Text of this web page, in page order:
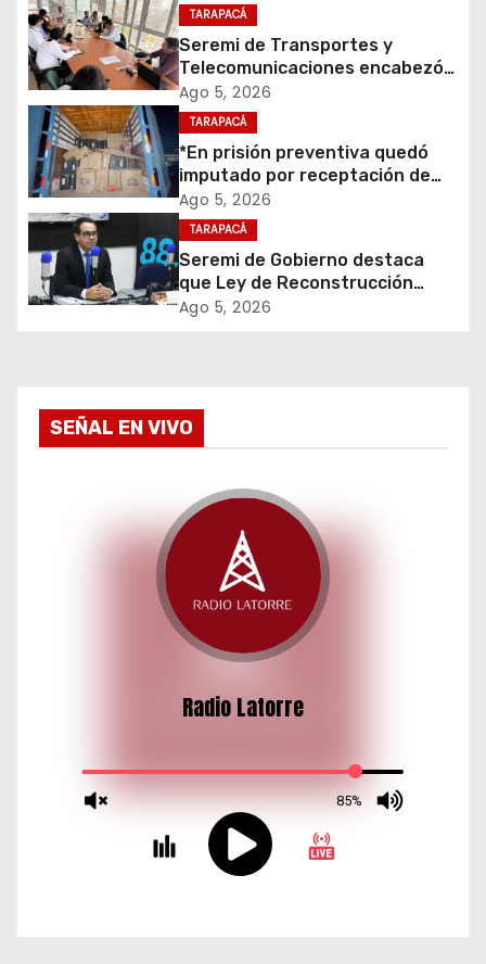
i
ó
n
d
e
e
n
a
TARAPACÁ
Seremi de Transportes y
Telecomunicaciones encabezó
primera mesa de coordinación
para el retiro de cables en
desuso en Iquique
Ago 5, 2026
TARAPACÁ
*En prisión preventiva quedó
imputado por receptación de
cigarrillos avaluados en $1.600
millones*
Ago 5, 2026
TARAPACÁ
Seremi de Gobierno destaca
que Ley de Reconstrucción
Nacional impulsará la inversión
Ago 5, 2026
SEÑAL EN VIVO